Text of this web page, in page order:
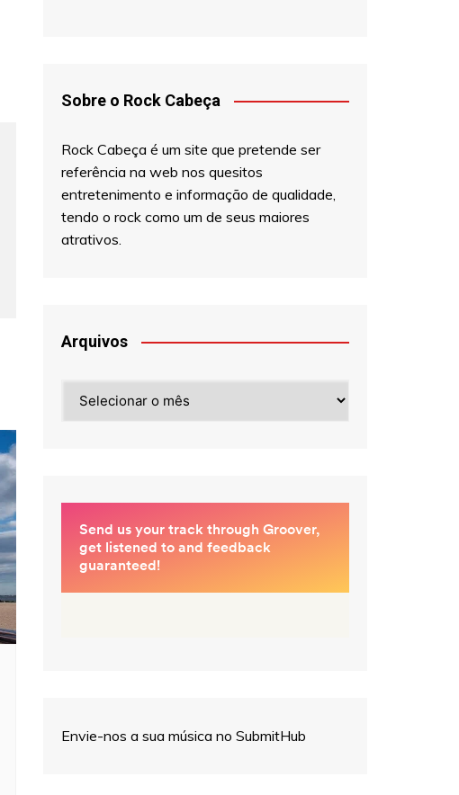
Sobre o Rock Cabeça
Rock Cabeça é um site que pretende ser
referência na web nos quesitos
entretenimento e informação de qualidade,
tendo o rock como um de seus maiores
atrativos.
Arquivos
Envie-nos a sua música no SubmitHub